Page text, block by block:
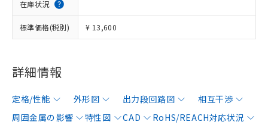
在庫状況
標準価格(税別) ¥ 13,600
詳細情報
定格/性能 外形図 出力段回路図
相互干渉
周囲金属の影響
特性図 CAD
RoHS/REACH対応状況